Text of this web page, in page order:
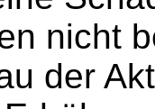
nicht
der